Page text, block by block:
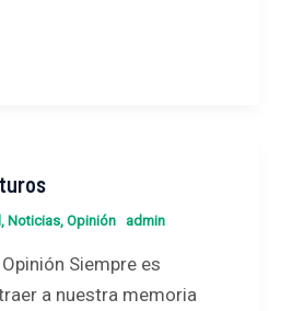
, Noticias, Opinión admin
Siempre es
a nuestra memoria